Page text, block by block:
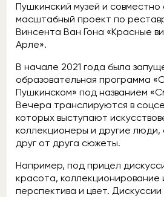
Пушкинский музей и совместно
масштабный проект по
Винсента Ван Гона «Красные
Арле».
В начале 2021 года была
образовательная программа
Пушкинском» под названием
Вечера транслируются в
которых выступают
коллекционеры и другие
друг от друга сюжеты.
Например, под прицел
красота, коллекционирование
перспектива и цвет.